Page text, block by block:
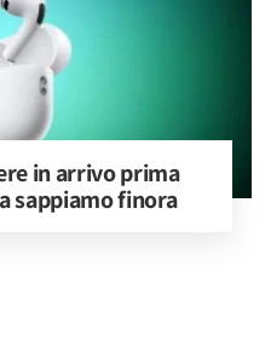
in arrivo prima
sappiamo finora